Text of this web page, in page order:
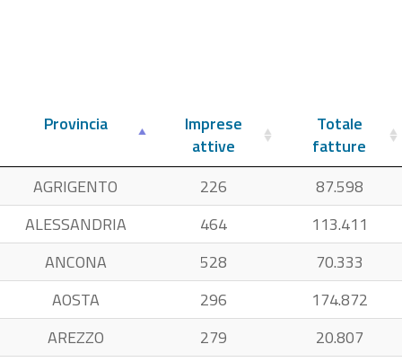
Provincia
Imprese
attive
Totale
fatture
AGRIGENTO
226
87.598
ALESSANDRIA
464
113.411
ANCONA
528
70.333
AOSTA
296
174.872
AREZZO
279
20.807